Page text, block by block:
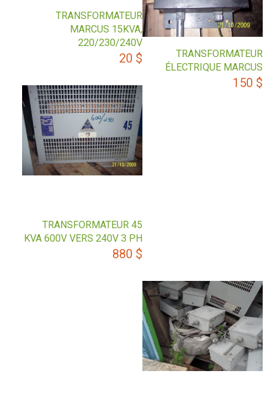
TRANSFORMATEUR
ÉLECTRIQUE MARCUS
150 $
TRANSFORMATEUR
MARCUS 15KVA,
220/230/240V
20 $
TRANSFORMATEUR 45
KVA 600V VERS 240V 3 PH
880 $